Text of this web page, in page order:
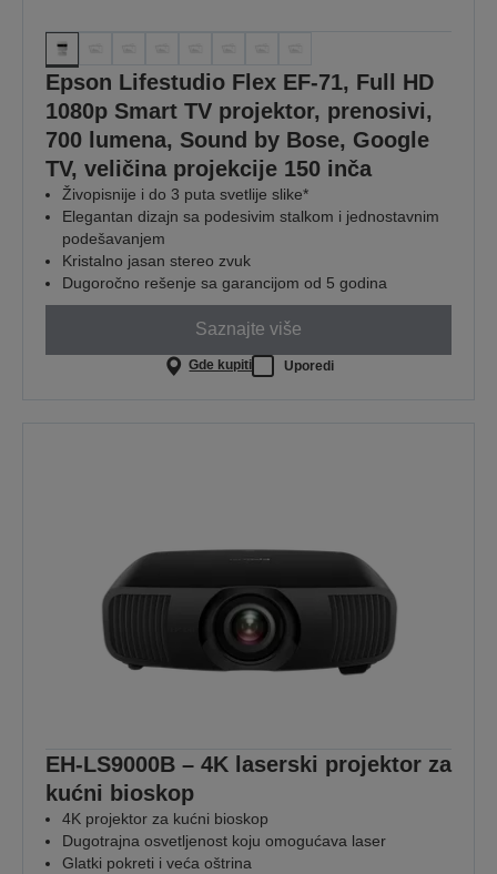
Epson Lifestudio Flex EF-71, Full HD
1080p Smart TV projektor, prenosivi,
700 lumena, Sound by Bose, Google
TV, veličina projekcije 150 inča
Živopisnije i do 3 puta svetlije slike*
Elegantan dizajn sa podesivim stalkom i jednostavnim
podešavanjem
Kristalno jasan stereo zvuk
Dugoročno rešenje sa garancijom od 5 godina
Saznajte više
Gde kupiti Uporedi
EH-LS9000B – 4K laserski projektor za
kućni bioskop
4K projektor za kućni bioskop
Dugotrajna osvetljenost koju omogućava laser
Glatki pokreti i veća oštrina